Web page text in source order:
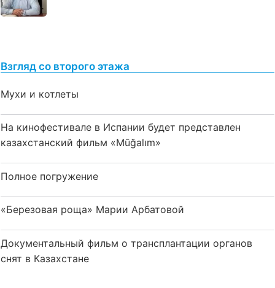
Взгляд со второго этажа
Мухи и котлеты
На кинофестивале в Испании будет представлен
казахстанский фильм «Mūğalım»
Полное погружение
«Березовая роща» Марии Арбатовой
Документальный фильм о трансплантации органов
снят в Казахстане